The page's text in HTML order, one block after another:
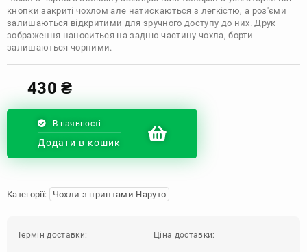
кнопки закриті чохлом але натискаються з легкістю, а роз'єми
залишаються відкритими для зручного доступу до них. Друк
зображення наноситься на задню частину чохла, борти
залишаються чорними.
430₴
В наявності
Додати в кошик
Категорії: Чохли з принтами Наруто
Термін доставки: Ціна доставки: